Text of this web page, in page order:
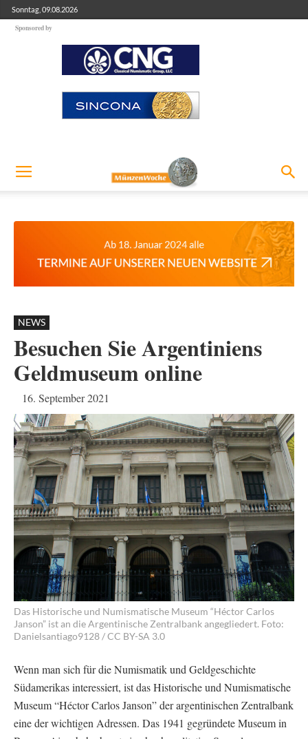
Sonntag, 09.08.2026
Sponsored by
NEWS
Besuchen Sie Argentiniens
Geldmuseum online
16. September 2021
Das Historische und Numismatische Museum “Héctor Carlos
Janson” ist an die Argentinische Zentralbank angegliedert. Foto:
Danielsantiago9128 / CC BY-SA 3.0
Wenn man sich für die Numismatik und Geldgeschichte
Südamerikas interessiert, ist das Historische und Numismatische
Museum “Héctor Carlos Janson” der argentinischen Zentralbank
eine der wichtigen Adressen. Das 1941 gegründete Museum in